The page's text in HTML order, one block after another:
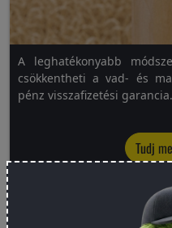
A leghatékonyabb
csökkentheti a vad- és
pénz visszafizetési garancia.
Tudj